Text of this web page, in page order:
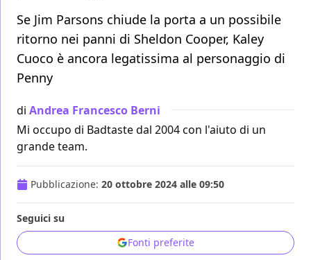
Se Jim Parsons chiude la porta a un possibile
ritorno nei panni di Sheldon Cooper, Kaley
Cuoco è ancora legatissima al personaggio di
Penny
di Andrea Francesco Berni
Mi occupo di Badtaste dal 2004 con l'aiuto di un
grande team.
Pubblicazione: 20 ottobre 2024 alle 09:50
Seguici su
Fonti preferite